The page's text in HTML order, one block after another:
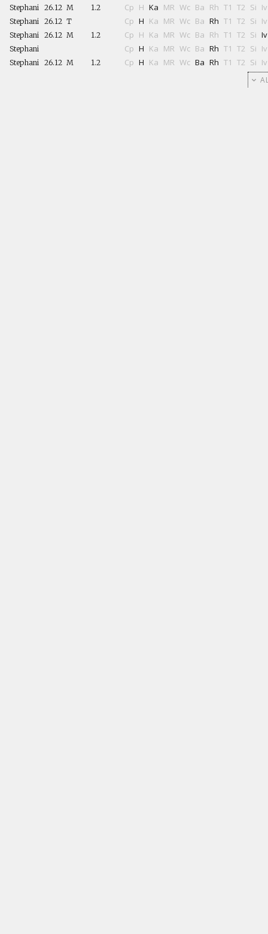
Stephani 26.12 M 1.2 Cp H Ka MR Wc Ba Rh T1 T2 Si Iv
Stephani 26.12 T Cp H Ka MR Wc Ba Rh T1 T2 Si Iv
Stephani 26.12 M 1.2 Cp H Ka MR Wc Ba Rh T1 T2 Si Iv
Stephani Cp H Ka MR Wc Ba Rh T1 T2 Si Iv
Stephani 26.12 M 1.2 Cp H Ka MR Wc Ba Rh T1 T2 Si Iv